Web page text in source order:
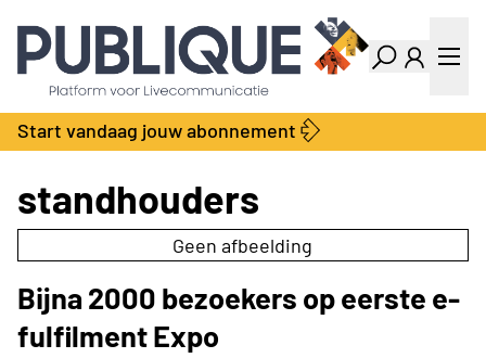
Industry Dashboard
Vacatures
Kalender
Producten
Bedrijvengids
Locatie Finder
Contact
Over ons
Adverteren
Abonnementen
Start vandaag jouw abonnement
standhouders
Geen afbeelding
Bijna 2000 bezoekers op eerste e-
fulfilment Expo